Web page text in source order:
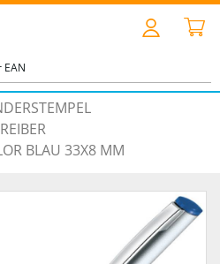
BLAU 33X8 MM